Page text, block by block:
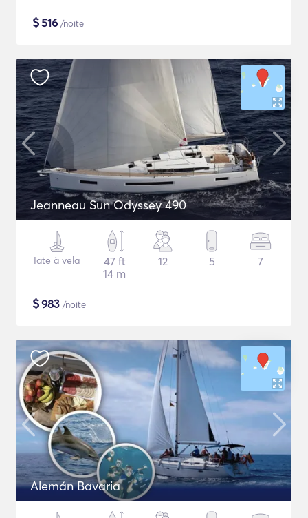
$516 /noite
Jeanneau Sun Odyssey 490
Iate à vela
47 ft
14 m
12 5 7
$983 /noite
Alemán Bavaria